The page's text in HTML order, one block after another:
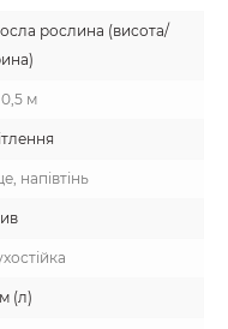
рослина (висота/
м
напівтінь
(л)